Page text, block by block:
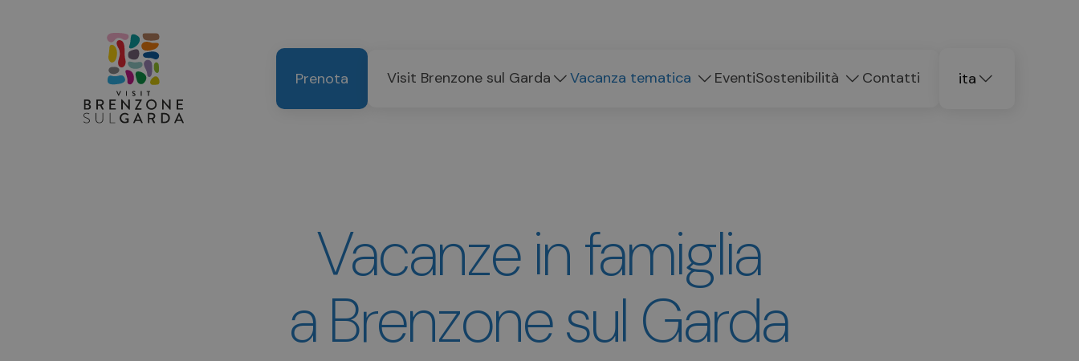
Prenota Visit Brenzone sul Garda Vacanza tematica EventiSostenibilità Contatti ita
Vacanze in famiglia
a Brenzone sul Garda